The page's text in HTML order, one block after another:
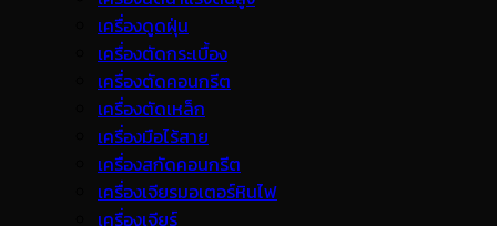
เครื่องดูดฝุ่น
เครื่องตัดกระเบื้อง
เครื่องตัดคอนกรีต
เครื่องตัดเหล็ก
เครื่องมือไร้สาย
เครื่องสกัดคอนกรีต
เครื่องเจียรมอเตอร์หินไฟ
เครื่องเจียร์